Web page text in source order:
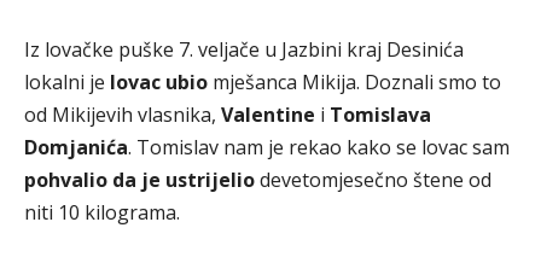
Iz lovačke puške 7. veljače u Jazbini kraj Desinića
lokalni je lovac ubio mješanca Mikija. Doznali smo to
od Mikijevih vlasnika, Valentine i Tomislava
Domjanića. Tomislav nam je rekao kako se lovac sam
pohvalio da je ustrijeliodevetomjesečno štene od
niti 10 kilograma.